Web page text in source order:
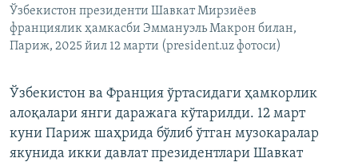
Ўзбекистон президенти Шавкат Мирзиёев
франциялик ҳамкасби Эммануэль Макрон билан,
Париж, 2025 йил 12 марти (president.uz фотоси)
Ўзбекистон ва Франция ўртасидаги ҳамкорлик
алоқалари янги даражага кўтарилди. 12 март
куни Париж шаҳрида бўлиб ўтган музокаралар
якунида икки давлат президентлари Шавкат